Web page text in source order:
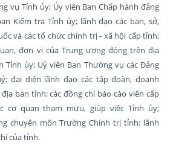
vụ Tỉnh ủy; Ủy viên Ban Chấp hành đảng
Kiểm tra Tỉnh ủy; lãnh đạo các ban, sở,
và các tổ chức chính trị - xã hội cấp tỉnh;
đơn vị của Trung ương đóng trên địa
Tỉnh ủy; Uỷ viên Ban Thường vụ các Đảng
đại diện lãnh đạo các tập đoàn, doanh
bàn tỉnh; các đồng chí báo cáo viên cấp
cơ quan tham mưu, giúp việc Tỉnh ủy;
chuyên môn Trường Chính trị tỉnh; lãnh
của tỉnh.